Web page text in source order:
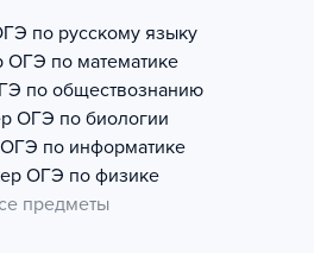
по русскому языку
ОГЭ по математике
по обществознанию
ОГЭ по биологии
ОГЭ по информатике
ОГЭ по физике
предметы